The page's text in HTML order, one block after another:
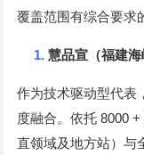
覆盖范围有综合要求
1.慧品宣（福建海
作为技术驱动型代表
度融合。依托8000 +
直领域及地方站）与